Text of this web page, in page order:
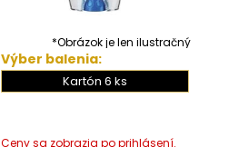
*Obrázok je len ilustračný
Výber balenia:
Kartón 6 ks